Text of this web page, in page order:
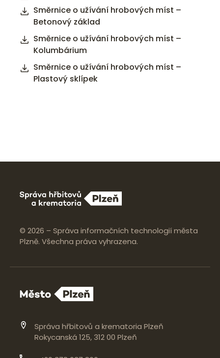
Směrnice o užívání hrobových míst –
Betonový základ
Směrnice o užívání hrobových míst –
Kolumbárium
Směrnice o užívání hrobových míst –
Plastový sklípek
© 2026 – Správa informačních technologií města
Plzně. Všechna práva vyhrazena.
Správa hřbitovů a krematoria Plzeň
Rokycanská 125, 312 00 Plzeň